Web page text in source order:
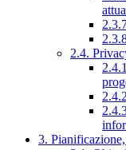
2.4.
3.